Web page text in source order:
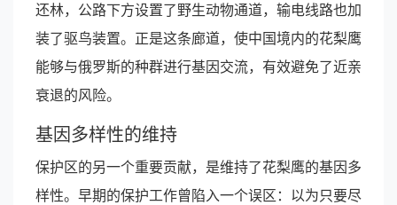
还林，公路下方设置了野生动物通道，输电线路也加
装了驱鸟装置。正是这条廊道，使中国境内的花梨鹰
能够与俄罗斯的种群进行基因交流，有效避免了近亲
衰退的风险。
基因多样性的维持
保护区的另一个重要贡献，是维持了花梨鹰的基因多
样性。早期的保护工作曾陷入一个误区：以为只要尽